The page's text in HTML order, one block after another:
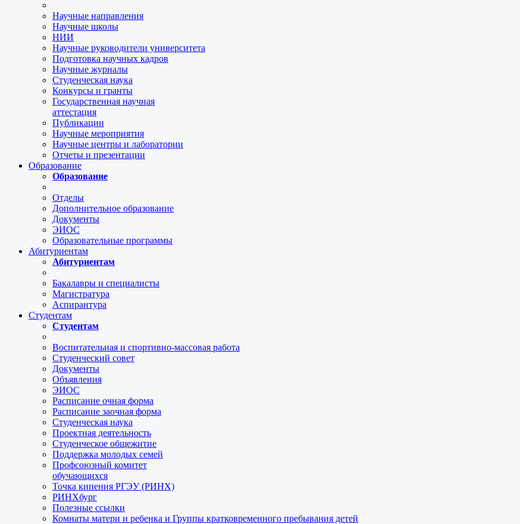
Научные направления
Научные школы
НИИ
Научные руководители университета
Подготовка научных кадров
Научные журналы
Студенческая наука
Конкурсы и гранты
Государственная научная
аттестация
Публикации
Научные мероприятия
Научные центры и лаборатории
Отчеты и презентации
Образование
Образование
Отделы
Дополнительное образование
Документы
ЭИОС
Образовательные программы
Абитуриентам
Абитуриентам
Бакалавры и специалисты
Магистратура
Аспирантура
Студентам
Студентам
Воспитательная и спортивно-массовая работа
Студенческий совет
Документы
Объявления
ЭИОС
Расписание очная форма
Расписание заочная форма
Студенческая наука
Проектная деятельность
Студенческое общежитие
Поддержка молодых семей
Профсоюзный комитет
обучающихся
Точка кипения РГЭУ (РИНХ)
РИНХбург
Полезные ссылки
Комнаты матери и ребенка и Группы кратковременного пребывания детей